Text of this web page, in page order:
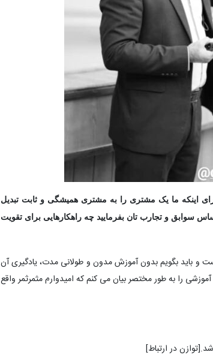
اینکه ما یک مشتری را به مشتری همیشگی و ثابت تبدیل
سوابق و تجارب تان بفرمایید چه راهکارهایی برای تقویت
و باید بگویم بدون آموزش مدون و طولانی مدت، یادگیری آن
را به طور مختصر بیان می کنم که امیدوارم مثمرثمر واقع
در ارتباط]